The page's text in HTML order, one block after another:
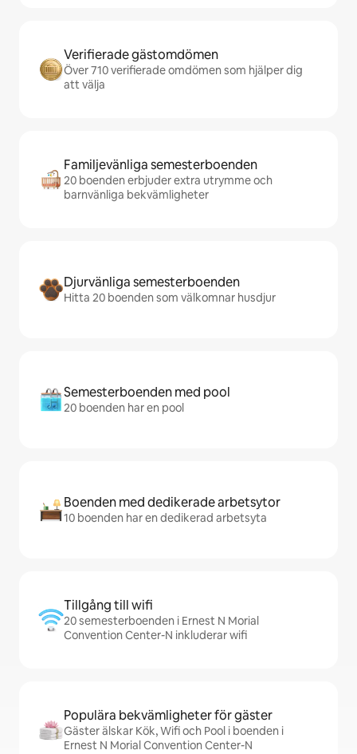
Verifierade gästomdömen
Över 710 verifierade omdömen som hjälper dig
att välja
Familjevänliga semesterboenden
20 boenden erbjuder extra utrymme och
barnvänliga bekvämligheter
Djurvänliga semesterboenden
Hitta 20 boenden som välkomnar husdjur
Semesterboenden med pool
20 boenden har en pool
Boenden med dedikerade arbetsytor
10 boenden har en dedikerad arbetsyta
Tillgång till wifi
20 semesterboenden i Ernest N Morial
Convention Center-N inkluderar wifi
Populära bekvämligheter för gäster
Gäster älskar Kök, Wifi och Pool i boenden i
Ernest N Morial Convention Center-N